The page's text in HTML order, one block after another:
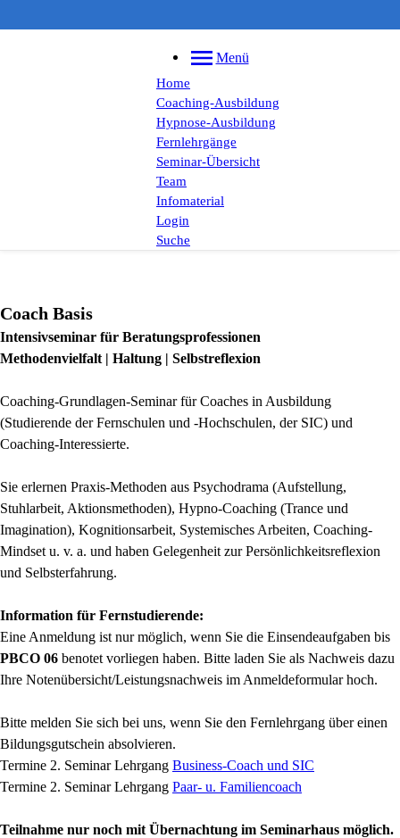
Menü
Home
Coaching-Ausbildung
Hypnose-Ausbildung
Fernlehrgänge
Seminar-Übersicht
Team
Infomaterial
Login
Suche
Coach Basis
Intensivseminar für Beratungsprofessionen
Methodenvielfalt | Haltung | Selbstreflexion
Coaching-Grundlagen-Seminar für Coaches in Ausbildung
(Studierende der Fernschulen und -Hochschulen, der SIC) und
Coaching-Interessierte.
Sie erlernen Praxis-Methoden aus Psychodrama (Aufstellung,
Stuhlarbeit, Aktionsmethoden), Hypno-Coaching (Trance und
Imagination), Kognitionsarbeit, Systemisches Arbeiten, Coaching-
Mindset u. v. a. und haben Gelegenheit zur Persönlichkeitsreflexion
und Selbsterfahrung.
Information für Fernstudierende:
Eine Anmeldung ist nur möglich, wenn Sie die Einsendeaufgaben bis
PBCO 06 benotet vorliegen haben. Bitte laden Sie als Nachweis dazu
Ihre Notenübersicht/Leistungsnachweis im Anmeldeformular hoch.
Bitte melden Sie sich bei uns, wenn Sie den Fernlehrgang über einen
Bildungsgutschein absolvieren.
Termine 2. Seminar Lehrgang Business-Coach und SIC
Termine 2. Seminar Lehrgang Paar- u. Familiencoach
Teilnahme nur noch mit Übernachtung im Seminarhaus möglich.